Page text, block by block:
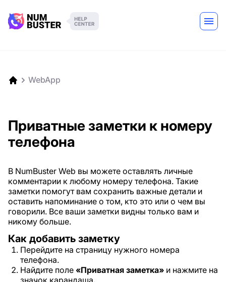
WebApp
Приватные заметки к номеру
телефона
В NumBuster Web вы можете оставлять личные
комментарии к любому номеру телефона. Такие
заметки помогут вам сохранить важные детали и
оставить напоминание о том, кто это или о чем вы
говорили. Все ваши заметки видны только вам и
никому больше.
Как добавить заметку
Перейдите на страницу нужного номера
телефона.
Найдите поле «Приватная заметка» и нажмите на
значок карандаша.